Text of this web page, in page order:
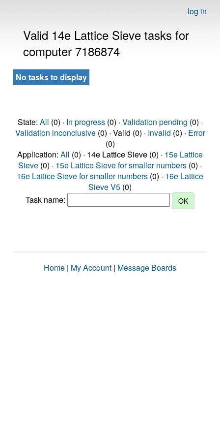
log in
Valid 14e Lattice Sieve tasks for
computer 7186874
No tasks to display
State: All (0) · In progress(0) · Validation pending (0) ·
Validation inconclusive(0) · Valid (0) · Invalid (0) · Error
(0)
Application: All (0) · 14e Lattice Sieve (0) · 15e Lattice
Sieve (0) · 15e Lattice Sieve for smaller numbers (0) ·
16e Lattice Sieve for smaller numbers (0) · 16e Lattice
Sieve V5 (0)
Task name:
Home | My Account | Message Boards